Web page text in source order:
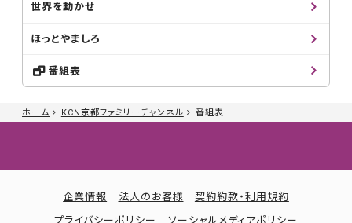
ホーム KCN京都ファミリーチャンネル 番組表
世界を動かせ
ほっとやましろ
番組表
企業情報 法人のお客様
契約約款・利用規約
プライバシーポリシー
ソーシャルメディアポリシー